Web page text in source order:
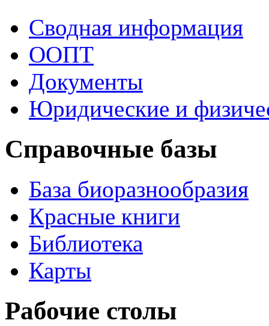
Сводная информация
ООПТ
Документы
Юридические и
Справочные базы
База биоразнообразия
Красные книги
Библиотека
Карты
Рабочие столы